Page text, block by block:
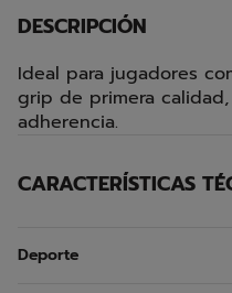
DESCRIPCIÓN
Ideal para jugadores
grip de primera
adherencia.
CARACTERÍSTICAS
Deporte